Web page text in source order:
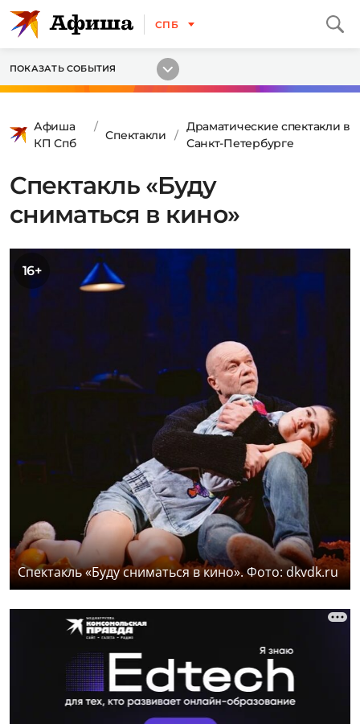
СПБ
ПОКАЗАТЬ СОБЫТИЯ
Афиша
КП Спб
Спектакли
Драматические спектакли в
Санкт-Петербурге
Спектакль «Буду
сниматься в кино»
16+
Спектакль «Буду сниматься в кино». Фото: dkvdk.ru